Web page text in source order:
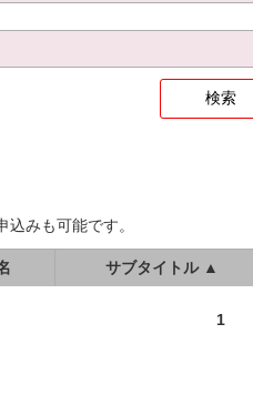
みも可能です。
サブタイトル ▲
1